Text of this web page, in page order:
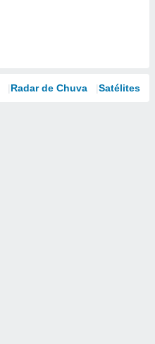
Radar de Chuva Satélites